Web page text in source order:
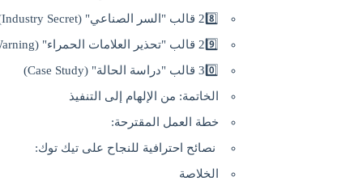
28️⃣ قالب "السر الصناعي" (Industry Secret)
29️⃣ قالب "تحذير العلامات الحمراء" (Red Flags Warning)
30️⃣ قالب "دراسة الحالة" (Case Study)
الخاتمة: من الإلهام إلى التنفيذ
خطة العمل المقترحة:
نصائح احترافية للنجاح على تيك توك:
الخلاصة